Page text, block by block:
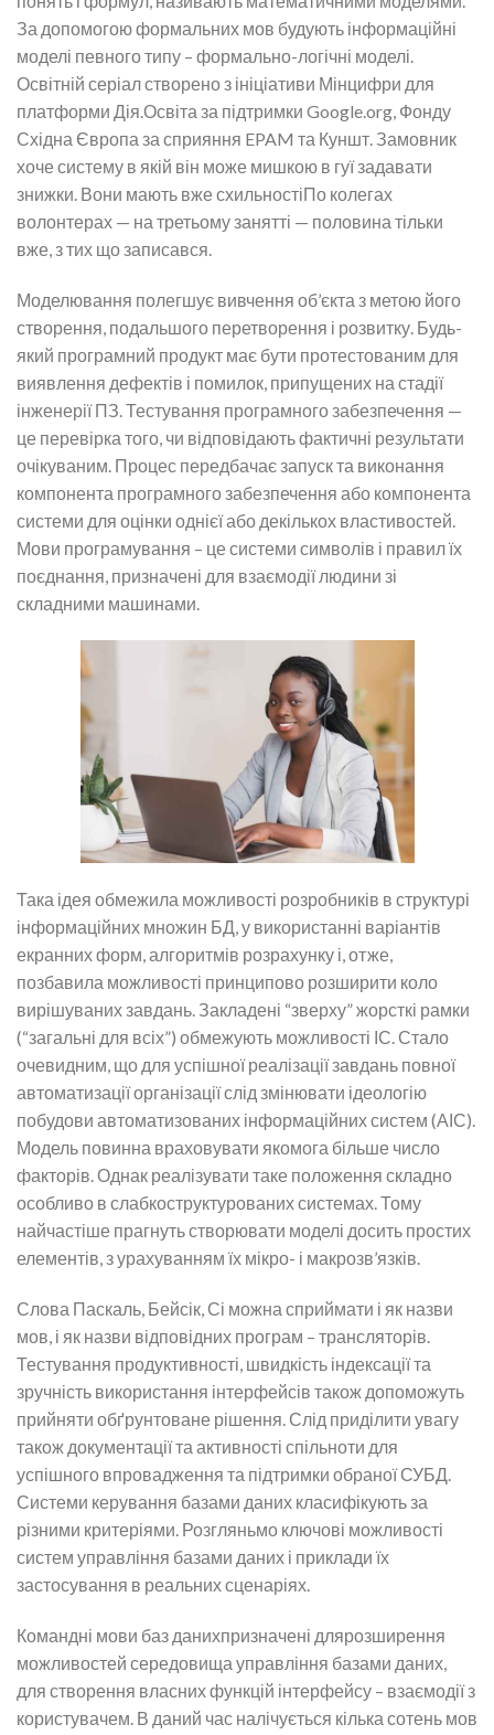
За допомогою формальних мов будують інформаційні
моделі певного типу – формально-логічні моделі.
Освітній серіал створено з ініціативи Мінцифри для
платформи Дія.Освіта за підтримки Google.org, Фонду
Східна Європа за сприяння EPAM та Куншт. Замовник
хоче систему в якій він може мишкою в гуї задавати
знижки. Вони мають вже схильностіПо колегах
волонтерах — на третьому занятті — половина тільки
вже, з тих що записався.
Моделювання полегшує вивчення об’єкта з метою його
створення, подальшого перетворення і розвитку. Будь-
який програмний продукт має бути протестованим для
виявлення дефектів і помилок, припущених на стадії
інженерії ПЗ. Тестування програмного забезпечення —
це перевірка того, чи відповідають фактичні результати
очікуваним. Процес передбачає запуск та виконання
компонента програмного забезпечення або компонента
системи для оцінки однієї або декількох властивостей.
Мови програмування – це системи символів і правил їх
поєднання, призначені для взаємодії людини зі
складними машинами.
Така ідея обмежила можливості розробників в структурі
інформаційних множин БД, у використанні варіантів
екранних форм, алгоритмів розрахунку і, отже,
позбавила можливості принципово розширити коло
вирішуваних завдань. Закладені “зверху” жорсткі рамки
(“загальні для всіх”) обмежують можливості ІС. Стало
очевидним, що для успішної реалізації завдань повної
автоматизації організації слід змінювати ідеологію
побудови автоматизованих інформаційних систем (АІС).
Модель повинна враховувати якомога більше число
факторів. Однак реалізувати таке положення складно
особливо в слабкоструктурованих системах. Тому
найчастіше прагнуть створювати моделі досить простих
елементів, з урахуванням їх мікро- і макрозв’язків.
Слова Паскаль, Бейсік, Сі можна сприймати і як назви
мов, і як назви відповідних програм – трансляторів.
Тестування продуктивності, швидкість індексації та
зручність використання інтерфейсів також допоможуть
прийняти обґрунтоване рішення. Слід приділити увагу
також документації та активності спільноти для
успішного впровадження та підтримки обраної СУБД.
Системи керування базами даних класифікують за
різними критеріями. Розгляньмо ключові можливості
систем управління базами даних і приклади їх
застосування в реальних сценаріях.
Командні мови баз данихпризначені длярозширення
можливостей середовища управління базами даних,
для створення власних функцій інтерфейсу – взаємодії з
користувачем. В даний час налічується кілька сотень мов